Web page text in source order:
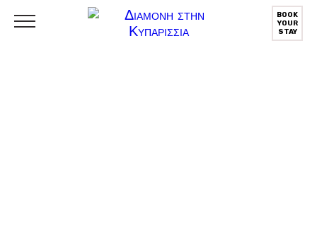
BOOK
YOUR
STAY